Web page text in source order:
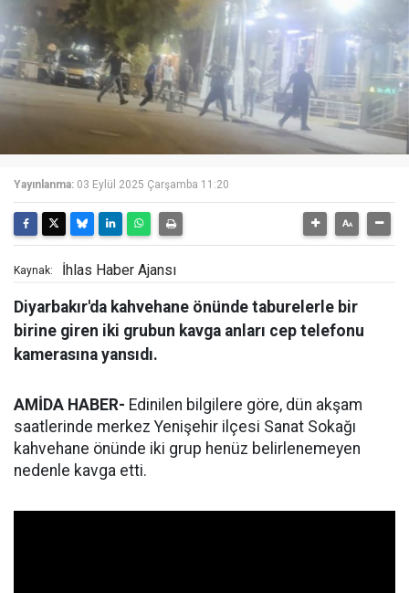
Yayınlanma: 03 Eylül 2025 Çarşamba 11:20
Kaynak: İhlas Haber Ajansı
Diyarbakır'da kahvehane önünde taburelerle bir
birine giren iki grubun kavga anları cep telefonu
kamerasına yansıdı.
AMİDA HABER- Edinilen bilgilere göre, dün akşam
saatlerinde merkez Yenişehir ilçesi Sanat Sokağı
kahvehane önünde iki grup henüz belirlenemeyen
nedenle kavga etti.